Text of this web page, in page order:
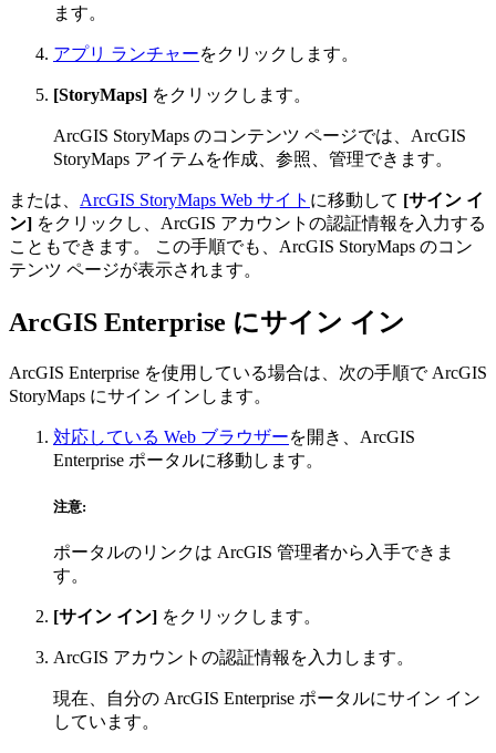
ます。
アプリ ランチャーをクリックします。
[StoryMaps] をクリックします。
ArcGIS StoryMaps のコンテンツ ページでは、ArcGIS
StoryMaps アイテムを作成、参照、管理できます。
または、 ArcGIS StoryMaps Web サイト に移動して [サイン イ
ン] をクリックし、ArcGIS アカウントの認証情報を入力する
こともできます。 この手順でも、ArcGIS StoryMaps のコン
テンツ ページが表示されます。
ArcGIS Enterprise にサイン イン
ArcGIS Enterprise を使用している場合は、次の手順で ArcGIS
StoryMaps にサイン インします。
対応している Web ブラウザーを開き、ArcGIS
Enterprise ポータルに移動します。
注意:
ポータルのリンクは ArcGIS 管理者から入手できま
す。
[サイン イン] をクリックします。
ArcGIS アカウントの認証情報を入力します。
現在、自分の ArcGIS Enterprise ポータルにサイン イン
しています。